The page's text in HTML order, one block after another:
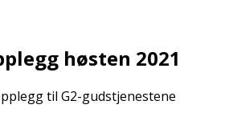
høsten 2021
til G2-gudstjenestene